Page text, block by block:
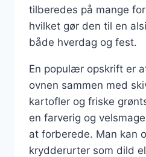
tilberedes på mange
hvilket gør den til en
både hverdag og fest.
En populær opskrift er
ovnen sammen med
kartofler og friske
en farverig og
at forberede. Man kan
krydderurter som dild